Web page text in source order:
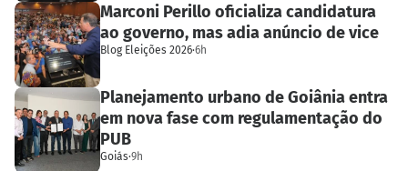
Marconi Perillo oficializa candidatura
ao governo, mas adia anúncio de vice
Blog Eleições 2026·6h
Planejamento urbano de Goiânia entra
em nova fase com regulamentação do
PUB
Goiás·9h